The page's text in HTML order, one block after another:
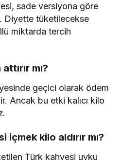
sade versiyona göre
Diyette tüketilecekse
miktarda tercih
mı?
geçici olarak ödem
Ancak bu etki kalıcı kilo
içmek kilo aldırır mı?
Türk kahvesi uyku